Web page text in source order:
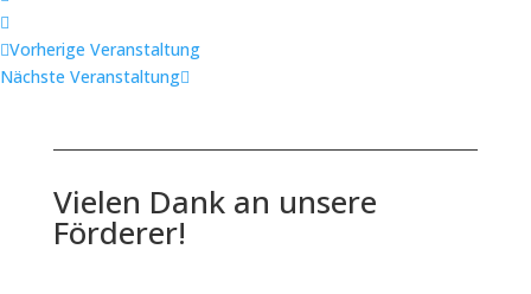
Vorherige Veranstaltung
Nächste Veranstaltung
Vielen Dank an unsere
Förderer!